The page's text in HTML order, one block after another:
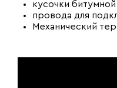
кусочки битумной
провода для
Механический